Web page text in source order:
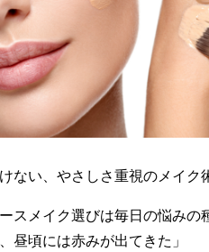
ない、やさしさ重視のメイク
スメイク選びは毎日の悩みの
昼頃には赤みが出てきた」